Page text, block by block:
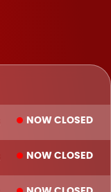
NOW CLOSED
NOW CLOSED